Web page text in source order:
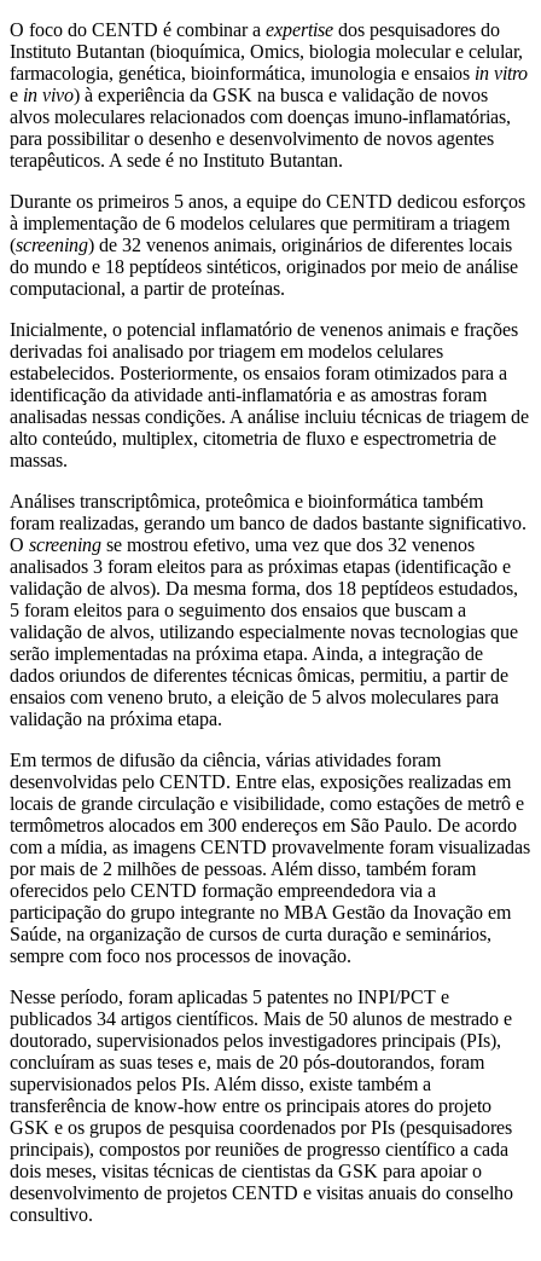
O foco do CENTD é combinar a expertise dos pesquisadores do
Instituto Butantan (bioquímica, Omics, biologia molecular e celular,
farmacologia, genética, bioinformática, imunologia e ensaios in vitro
e in vivo) à experiência da GSK na busca e validação de novos
alvos moleculares relacionados com doenças imuno-inflamatórias,
para possibilitar o desenho e desenvolvimento de novos agentes
terapêuticos. A sede é no Instituto Butantan.
Durante os primeiros 5 anos, a equipe do CENTD dedicou esforços
à implementação de 6 modelos celulares que permitiram a triagem
(screening) de 32 venenos animais, originários de diferentes locais
do mundo e 18 peptídeos sintéticos, originados por meio de análise
computacional, a partir de proteínas.
Inicialmente, o potencial inflamatório de venenos animais e frações
derivadas foi analisado por triagem em modelos celulares
estabelecidos. Posteriormente, os ensaios foram otimizados para a
identificação da atividade anti-inflamatória e as amostras foram
analisadas nessas condições. A análise incluiu técnicas de triagem de
alto conteúdo, multiplex, citometria de fluxo e espectrometria de
massas.
Análises transcriptômica, proteômica e bioinformática também
foram realizadas, gerando um banco de dados bastante significativo.
O screening se mostrou efetivo, uma vez que dos 32 venenos
analisados 3 foram eleitos para as próximas etapas (identificação e
validação de alvos). Da mesma forma, dos 18 peptídeos estudados,
5 foram eleitos para o seguimento dos ensaios que buscam a
validação de alvos, utilizando especialmente novas tecnologias que
serão implementadas na próxima etapa. Ainda, a integração de
dados oriundos de diferentes técnicas ômicas, permitiu, a partir de
ensaios com veneno bruto, a eleição de 5 alvos moleculares para
validação na próxima etapa.
Em termos de difusão da ciência, várias atividades foram
desenvolvidas pelo CENTD. Entre elas, exposições realizadas em
locais de grande circulação e visibilidade, como estações de metrô e
termômetros alocados em 300 endereços em São Paulo. De acordo
com a mídia, as imagens CENTD provavelmente foram visualizadas
por mais de 2 milhões de pessoas. Além disso, também foram
oferecidos pelo CENTD formação empreendedora via a
participação do grupo integrante no MBA Gestão da Inovação em
Saúde, na organização de cursos de curta duração e seminários,
sempre com foco nos processos de inovação.
Nesse período, foram aplicadas 5 patentes no INPI/PCT e
publicados 34 artigos científicos. Mais de 50 alunos de mestrado e
doutorado, supervisionados pelos investigadores principais (PIs),
concluíram as suas teses e, mais de 20 pós-doutorandos, foram
supervisionados pelos PIs. Além disso, existe também a
transferência de know-how entre os principais atores do projeto
GSK e os grupos de pesquisa coordenados por PIs (pesquisadores
principais), compostos por reuniões de progresso científico a cada
dois meses, visitas técnicas de cientistas da GSK para apoiar o
desenvolvimento de projetos CENTD e visitas anuais do conselho
consultivo.